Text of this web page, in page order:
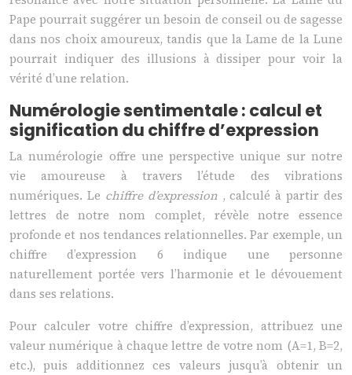
Pape pourrait suggérer un besoin de conseil ou de sagesse
dans nos choix amoureux, tandis que la Lame de la Lune
pourrait indiquer des illusions à dissiper pour voir la
vérité d’une relation.
Numérologie sentimentale : calcul et
signification du chiffre d’expression
La numérologie offre une perspective unique sur notre
vie amoureuse à travers l’étude des vibrations
numériques. Le chiffre d’expression , calculé à partir des
lettres de notre nom complet, révèle notre essence
profonde et nos tendances relationnelles. Par exemple, un
chiffre d’expression 6 indique une personne
naturellement portée vers l’harmonie et le dévouement
dans ses relations.
Pour calculer votre chiffre d’expression, attribuez une
valeur numérique à chaque lettre de votre nom (A=1, B=2,
etc.), puis additionnez ces valeurs jusqu’à obtenir un